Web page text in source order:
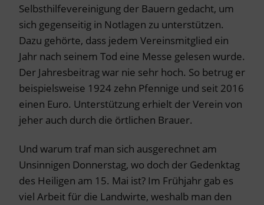
Selbsthilfevereinigung der Bauern gedacht, um
sich gegenseitig in Notlagen zu unterstützen.
Dazu gehörte, dass jedem Vereinsmitglied ein
Jahr nach seinem Tod eine Messe gelesen wurde.
Der Jahresbeitrag war nie sehr hoch. So betrug er
beispielsweise 1924 zehn Pfennige und seit 2016
einen Euro. Unterstützung erhielt der Verein von
jeher auch durch die örtlichen Brauer.
Und warum traf man sich ausgerechnet am
Unsinnigen Donnerstag, wo doch der Gedenktag
des Heiligen am 15. Mai ist? Im Frühjahr gab es
viel Arbeit für die Landwirte, weshalb man den